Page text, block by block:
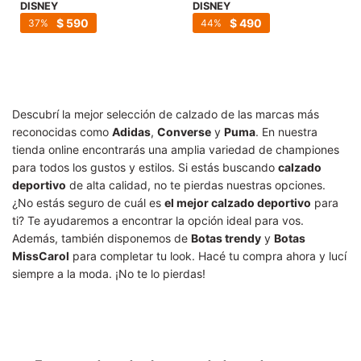
DISNEY
$ 590
37
DISNEY
$490
44
Descubrí la mejor selección de calzado de las marcas más
reconocidas como Adidas, Converse y Puma. En nuestra
tienda online encontrarás una amplia variedad de championes
para todos los gustos y estilos. Si estás buscando calzado
deportivo de alta calidad, no te pierdas nuestras opciones.
¿No estás seguro de cuál es el mejor calzado deportivo para
ti? Te ayudaremos a encontrar la opción ideal para vos.
Además, también disponemos de Botas trendy y Botas
MissCarol para completar tu look. Hacé tu compra ahora y lucí
siempre a la moda. ¡No te lo pierdas!